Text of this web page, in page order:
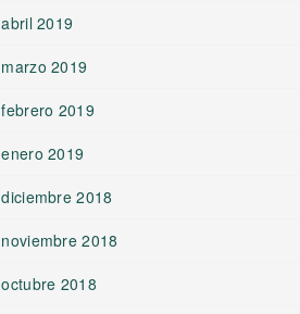
abril 2019
marzo 2019
febrero 2019
enero 2019
diciembre 2018
noviembre 2018
octubre 2018